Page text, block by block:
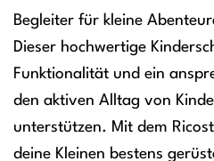
Begleiter für kleine
Dieser hochwertige
Funktionalität und ein
den aktiven Alltag von
unterstützen. Mit dem
deine Kleinen bestens